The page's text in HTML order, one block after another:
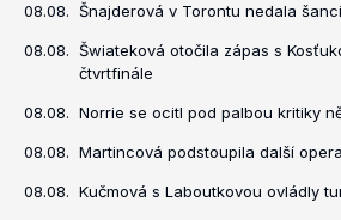
08.08. Šnajderová v Torontu nedala
08.08. Šwiateková otočila zápas s
čtvrtfinále
08.08. Norrie se ocitl pod palbou kritiky
08.08. Martincová podstoupila další
08.08. Kučmová s Laboutkovou ovládly